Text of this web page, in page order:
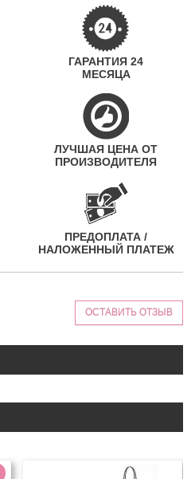
ГАРАНТИЯ 24
МЕСЯЦА
ЛУЧШАЯ ЦЕНА ОТ
ПРОИЗВОДИТЕЛЯ
ПРЕДОПЛАТА /
НАЛОЖЕННЫЙ ПЛАТЕЖ
ОСТАВИТЬ ОТЗЫВ